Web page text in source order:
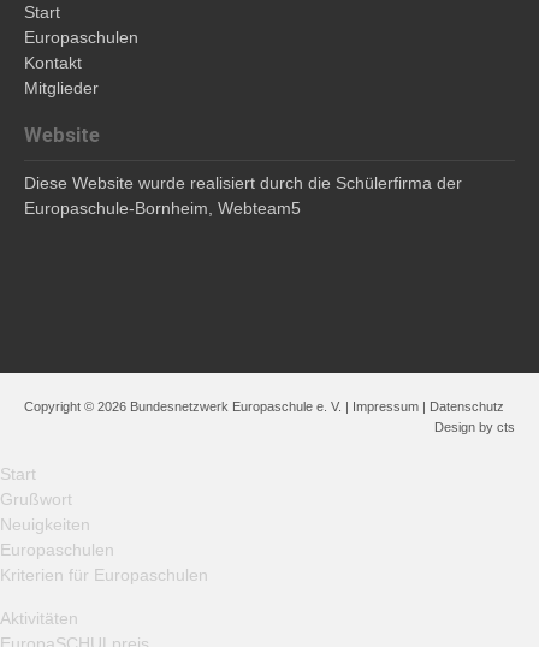
Start
Europaschulen
Kontakt
Mitglieder
Website
Diese Website wurde realisiert durch die Schülerfirma der
Europaschule-Bornheim, Webteam5
Copyright © 2026 Bundesnetzwerk Europaschule e. V. | Impressum | Datenschutz
Design by cts
Start
Grußwort
Neuigkeiten
Europaschulen
Kriterien für Europaschulen
Aktivitäten